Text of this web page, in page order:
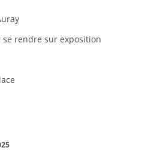
rendre sur exposition